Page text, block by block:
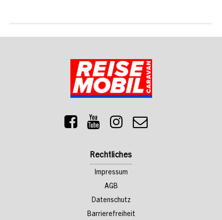
Rechtliches
Impressum
AGB
Datenschutz
Barrierefreiheit